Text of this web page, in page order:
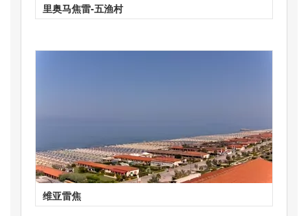
里奥马焦雷-五渔村
维亚雷焦